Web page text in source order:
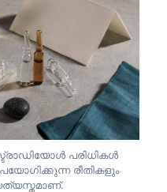
പരിധികൾ
രീതികളും